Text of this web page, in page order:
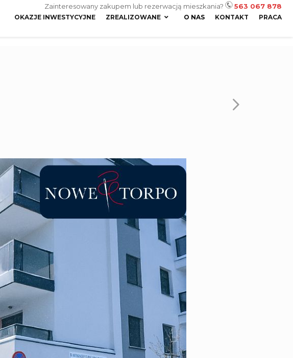
Zainteresowany zakupem lub rezerwacją mieszkania? 563 067 878
OKAZJE INWESTYCYJNE ZREALIZOWANE O NAS KONTAKT PRACA